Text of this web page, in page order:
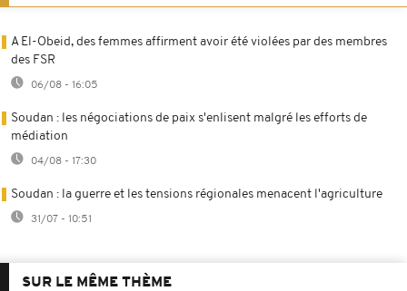
A El-Obeid, des femmes affirment avoir été violées par des membres
des FSR
06/08 - 16:05
Soudan : les négociations de paix s'enlisent malgré les efforts de
médiation
04/08 - 17:30
Soudan : la guerre et les tensions régionales menacent l'agriculture
31/07 - 10:51
SUR LE MÊME THÈME